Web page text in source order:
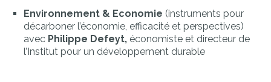
Environnement & Economie (instruments pour
décarboner l’économie, efficacité et perspectives)
avec Philippe Defeyt,économiste et directeur de
l’Institut pour un développement durable